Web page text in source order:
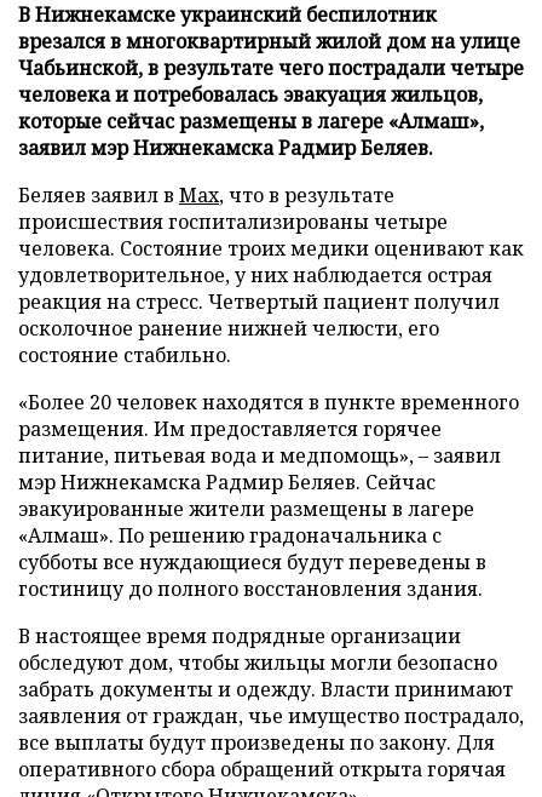
В Нижнекамске украинский беспилотник
врезался в многоквартирный жилой дом на улице
Чабьинской, в результате чего пострадали четыре
человека и потребовалась эвакуация жильцов,
которые сейчас размещены в лагере «Алмаш»,
заявил мэр Нижнекамска Радмир Беляев.
Беляев заявил в Max, что в результате
происшествия госпитализированы четыре
человека. Состояние троих медики оценивают как
удовлетворительное, у них наблюдается острая
реакция на стресс. Четвертый пациент получил
осколочное ранение нижней челюсти, его
состояние стабильно.
«Более 20 человек находятся в пункте временного
размещения. Им предоставляется горячее
питание, питьевая вода и медпомощь», – заявил
мэр Нижнекамска Радмир Беляев. Сейчас
эвакуированные жители размещены в лагере
«Алмаш». По решению градоначальника с
субботы все нуждающиеся будут переведены в
гостиницу до полного восстановления здания.
В настоящее время подрядные организации
обследуют дом, чтобы жильцы могли безопасно
забрать документы и одежду. Власти принимают
заявления от граждан, чье имущество пострадало,
все выплаты будут произведены по закону. Для
оперативного сбора обращений открыта горячая